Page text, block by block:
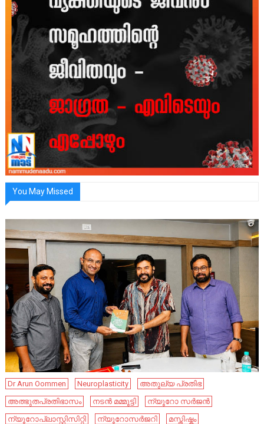
You May Missed
Dr Arun Oommen Neuroplasticity
അതുല്യ പ്രതിഭ
അത്ഭുതപ്രതിഭാസം
നടൻ മമ്മൂട്ടി
ന്യൂറോ സർജൻ
ന്യൂറോപ്ലാസ്റ്റിസിറ്റി
ന്യൂറോസർജറി
മസ്തിഷ്കം